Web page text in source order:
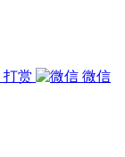
打赏
微信